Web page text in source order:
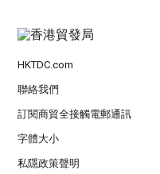
HKTDC.com
聯絡我們
訂閱商貿全接觸電郵通訊
字體大小
私隱政策聲明